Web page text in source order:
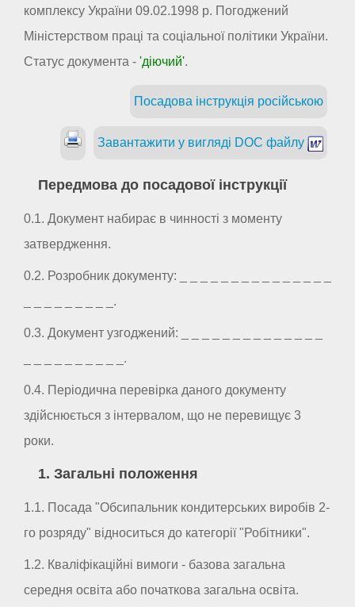
комплексу України 09.02.1998 р. Погоджений
Міністерством праці та соціальної політики України.
Статус документа - 'діючий'.
Посадова інструкція російською
Завантажити у вигляді DOC файлу
Передмова до посадової інструкції
0.1. Документ набирає в чинності з моменту
затвердження.
0.2. Розробник документу: _ _ _ _ _ _ _ _ _ _ _ _ _ _ _
_ _ _ _ _ _ _ _ _.
0.3. Документ узгоджений: _ _ _ _ _ _ _ _ _ _ _ _ _ _
_ _ _ _ _ _ _ _ _ _.
0.4. Періодична перевірка даного документу
здійснюється з інтервалом, що не перевищує 3
роки.
1. Загальні положення
1.1. Посада "Обсипальник кондитерських виробів 2-
го розряду" відноситься до категорії "Робітники".
1.2. Кваліфікаційні вимоги - базова загальна
середня освіта або початкова загальна освіта.